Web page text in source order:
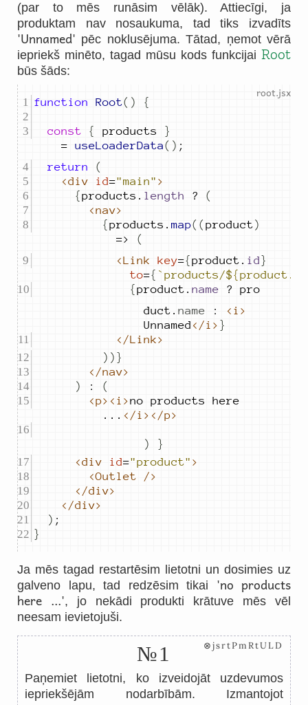
(par to mēs runāsim vēlāk). Attiecīgi, ja
produktam nav nosaukuma, tad tiks izvadīts
'Unnamed' pēc noklusējuma. Tātad, ņemot vērā
iepriekš minēto, tagad mūsu kods funkcijai Root
būs šāds:
function Root() {
const { products
}
= useLoaderData() ;
return
(
<div
id="main" >
{products . length ?
(
<nav>
{products . map(( product)
=>
(
<Link
key={product . id}
to={ ` products/${product.id
{product . name ?
pro
duct . name :
<i>
Unnamed </i> }
</Link>
))}
</nav>
)
:
(
<p><i>no products
here
... </i></p>
)
}
<div
id="product" >
<Outlet
/>
</div>
</div>
) ;
}
Ja mēs tagad restartēsim lietotni un dosimies uz
galveno lapu, tad redzēsim tikai 'no products
here ...', jo nekādi produkti krātuve mēs vēl
neesam ievietojuši.
№1 ⊗jsrtPmRtULD
Paņemiet lietotni, ko izveidojāt uzdevumos
iepriekšējām nodarbībām. Izmantojot